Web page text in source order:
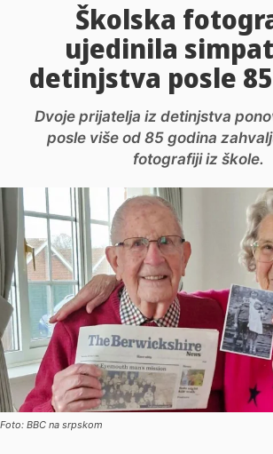
Školska
ujedinila
detinjstva posle
Dvoje prijatelja iz detinjstva
posle više od 85 godina
fotografiji iz škole.
Foto: BBC na srpskom